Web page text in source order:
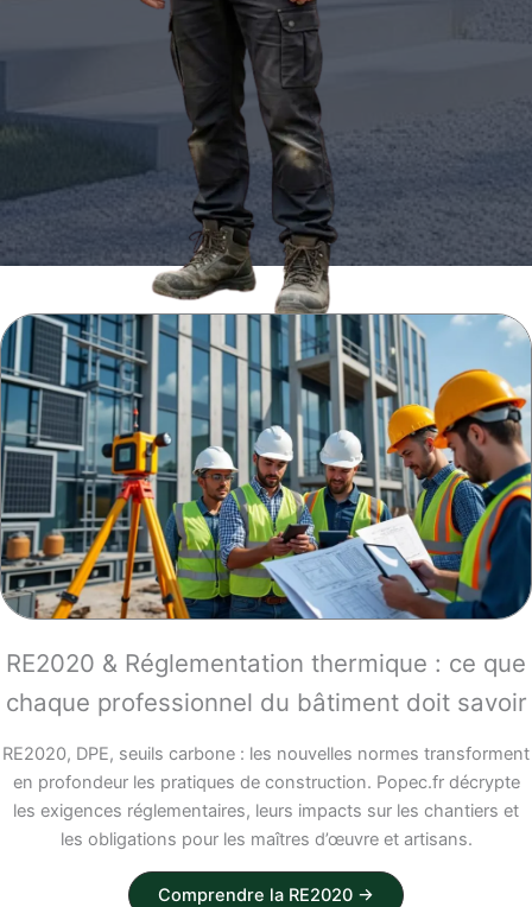
RE2020 & Réglementation thermique : ce que
chaque professionnel du bâtiment doit savoir
RE2020, DPE, seuils carbone : les nouvelles normes transforment
en profondeur les pratiques de construction. Popec.fr décrypte
les exigences réglementaires, leurs impacts sur les chantiers et
les obligations pour les maîtres d’œuvre et artisans.
Comprendre la RE2020 →